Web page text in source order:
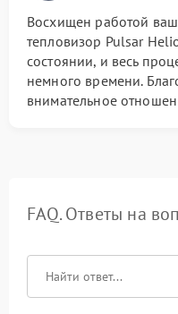
Восхищен работой
тепловизор Pulsar
состоянии, и весь
немного времени.
внимательное
FAQ. Ответы на